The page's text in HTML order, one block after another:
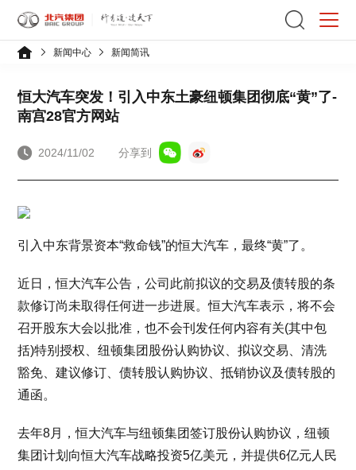
新闻中心 新闻简讯
恒大汽车突发！引入中东土豪纽顿集团彻底“黄”了-
南宫28官方网站
2024/11/02 分享到
引入中东背景资本“救命钱”的恒大汽车，最终“黄”了。
近日，恒大汽车公告，公司此前拟议的交易及债转股的条
款修订尚未取得任何进一步进展。恒大汽车表示，将不会
召开股东大会以批准，也不会刊发任何内容有关(其中包
括)特别授权、纽顿集团股份认购协议、拟议交易、清洗
豁免、建议修订、债转股认购协议、抵销协议及债转股的
通函。
去年8月，恒大汽车与纽顿集团签订股份认购协议，纽顿
集团计划向恒大汽车战略投资5亿美元，并提供6亿元人民